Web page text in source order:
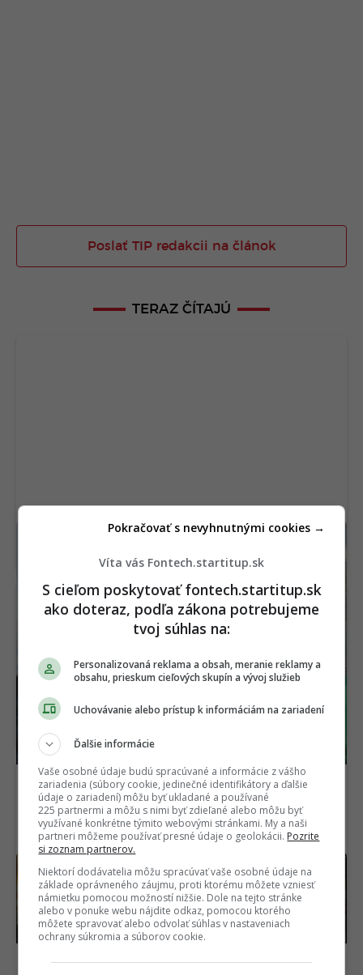
Poslať TIP redakcii na článok
TERAZ ČÍTAJÚ
Ötzi prekvapil vedeckú obec. Na tele 5 300
generáciu, je späť. Nový
film ukazuje čistú hrôzu
(VIDEO)
dostane nový film,
hlavná hviezda sa
Výsmech divákom.
Netflix pridal do ponuky
geniálne filmy, pozrie si
ich málokto
Európska únia chce
zrušiť šedú zónu
elektromobilov. Prísne
nariadenie začne platiť
už tento rok
Víta vás Fontech.startitup.sk
S cieľom poskytovať fontech.startitup.sk
ako doteraz, podľa zákona potrebujeme
tvoj súhlas na:
Personalizovaná reklama a obsah, meranie reklamy a
obsahu, prieskum cieľových skupín a vývoj služieb
Uchovávanie alebo prístup k informáciám na zariadení
Ďalšie informácie
Vaše osobné údaje budú spracúvané a informácie z vášho
zariadenia (súbory cookie, jedinečné identifikátory a ďalšie
údaje o zariadení) môžu byť ukladané a používané
225 partnermi a môžu s nimi byť zdieľané alebo môžu byť
využívané konkrétne týmito webovými stránkami. My a naši
partneri môžeme používať presné údaje o geolokácii. Pozrite
si zoznam partnerov.
Niektorí dodávatelia môžu spracúvať vaše osobné údaje na
základe oprávneného záujmu, proti ktorému môžete vzniesť
námietku pomocou možností nižšie. Dole na tejto stránke
alebo v ponuke webu nájdite odkaz, pomocou ktorého
môžete spravovať alebo odvolať súhlas v nastaveniach
ochrany súkromia a súborov cookie.
Pokračovať s nevyhnutnými cookies →